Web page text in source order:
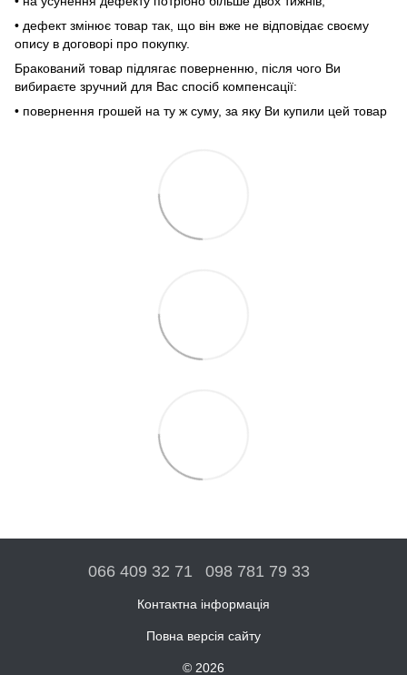
• дефект змінює товар так, що він вже не відповідає своєму
опису в договорі про покупку.
Бракований товар підлягає поверненню, після чого Ви
вибираєте зручний для Вас спосіб компенсації:
• повернення грошей на ту ж суму, за яку Ви купили цей товар
066 409 32 71 098 781 79 33
Контактна інформація
Повна версія сайту
© 2026